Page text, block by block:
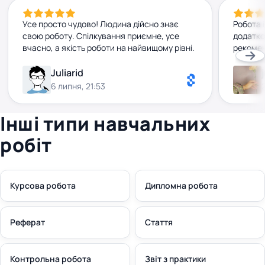
Усе просто чудово! Людина дійсно знає
свою роботу. Спілкування приємне, усе
вчасно, а якість роботи на найвищому рівні.
Juliarid
6 липня, 21:53
Робота
Інші типи навчальних
робіт
Курсова робота Дипломна робота
Реферат Стаття
Контрольна робота Звіт з практики